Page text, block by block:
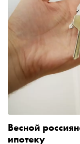
Весной
ипотеку